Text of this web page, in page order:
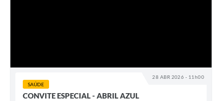
28 ABR 2026 - 11h00
SAÚDE
CONVITE ESPECIAL - ABRIL AZUL